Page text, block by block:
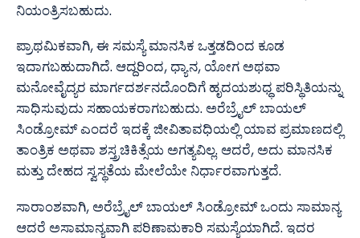
ನಿಯಂತ್ರಿಸಬಹುದು.
ಪ್ರಾಥಮಿಕವಾಗಿ, ಈ ಸಮಸ್ಯೆ ಮಾನಸಿಕ ಒತ್ತಡದಿಂದ ಕೂಡ
ಇದಾಗಬಹುದಾಗಿದೆ. ಆದ್ದರಿಂದ, ಧ್ಯಾನ, ಯೋಗ ಅಥವಾ
ಮನೋವೈದ್ಯರ ಮಾರ್ಗದರ್ಶನದೊಂದಿಗೆ ಹೃದಯಶುಧ್ಧ ಪರಿಸ್ಥಿತಿಯನ್ನು
ಸಾಧಿಸುವುದು ಸಹಾಯಕರಾಗಬಹುದು. ಅರೆಬ್ರೈಲ್ ಬಾಯಲ್
ಸಿಂಡ್ರೋಮ್ ಎಂದರೆ ಇದಕ್ಕೆ ಜೀವಿತಾವಧಿಯಲ್ಲಿ ಯಾವ ಪ್ರಮಾಣದಲ್ಲಿ
ತಾಂತ್ರಿಕ ಅಥವಾ ಶಸ್ತ್ರಚಿಕಿತ್ಸೆಯ ಅಗತ್ಯವಿಲ್ಲ. ಆದರೆ, ಅದು ಮಾನಸಿಕ
ಮತ್ತು ದೇಹದ ಸ್ವಸ್ಥತೆಯ ಮೇಲೆಯೇ ನಿರ್ಧಾರವಾಗುತ್ತದೆ.
ಸಾರಾಂಶವಾಗಿ, ಅರೆಬ್ರೈಲ್ ಬಾಯಲ್ ಸಿಂಡ್ರೋಮ್ ಒಂದು ಸಾಮಾನ್ಯ
ಆದರೆ ಅಸಾಮಾನ್ಯವಾಗಿ ಪರಿಣಾಮಕಾರಿ ಸಮಸ್ಯೆಯಾಗಿದೆ. ಇದರ